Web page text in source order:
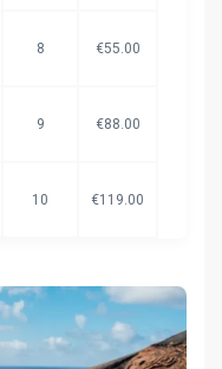
8 €55.00
9 €88.00
10 €119.00